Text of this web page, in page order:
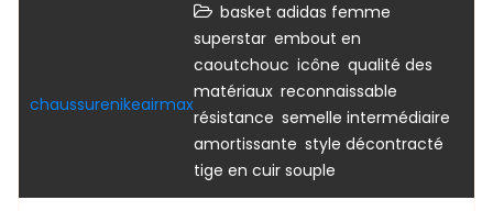
adidas superstar
adidas superstar homme
chaussure adidas superstar
chaussurenikeairmax
basket adidas femme
superstar embout en
caoutchouc icône qualité des
matériaux reconnaissable
résistance semelle intermédiaire
amortissante style décontracté
tige en cuir souple